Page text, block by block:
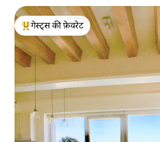
गेस्ट्स का टॉप फ़ेवरेट
गेस्ट्स की फ़ेवरेट